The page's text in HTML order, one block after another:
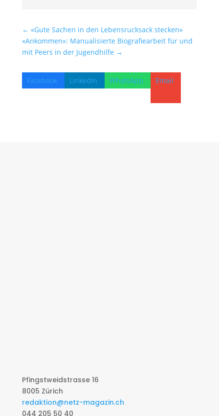
← «Gute Sachen in den Lebensrucksack stecken»
«Ankommen»: Manualisierte Biografiearbeit für und
mit Peers in der Jugendhilfe →
Facebook LinkedIn WhatsApp Email
Pfingstweidstrasse 16
8005 Zürich
redaktion@netz-magazin.ch
044 205 50 40